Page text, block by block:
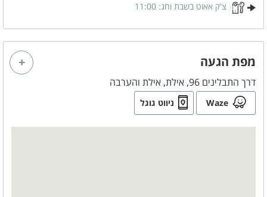
צ'ק אאוט בשבת וחג: 11:00
מפת הגעה
דרך התבלינים 96, אילת, אילת והערבה
Waze ניווט גוגל